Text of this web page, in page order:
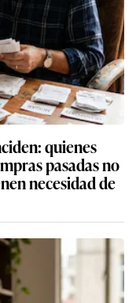
quienes
pasadas no
necesidad de